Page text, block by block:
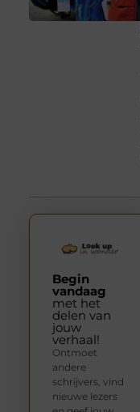
Begin
vandaag
met het
delen van
jouw
verhaal!
Ontmoet
andere
schrijvers, vind
nieuwe lezers